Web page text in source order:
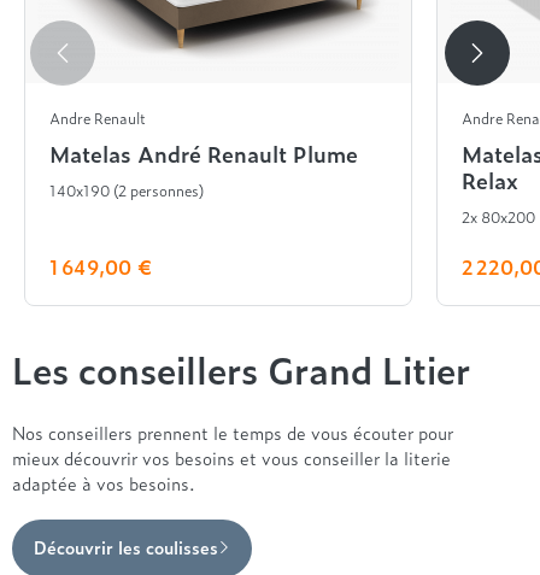
Andre Renault
Matelas André Renault Plume
140x190 (2 personnes)
1 649,00 €
Andre
Relax
2x 80x200
2
Les conseillers Grand Litier
Nos conseillers prennent le temps de vous écouter pour
mieux découvrir vos besoins et vous conseiller la literie
adaptée à vos besoins.
Découvrir les coulisses